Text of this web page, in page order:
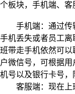
个板块，手机端、客
手机端：通过传
手机丢失或者员工
班带走手机依然可
户微信号，可根据
机号以及银行卡号，
客服端：现在上